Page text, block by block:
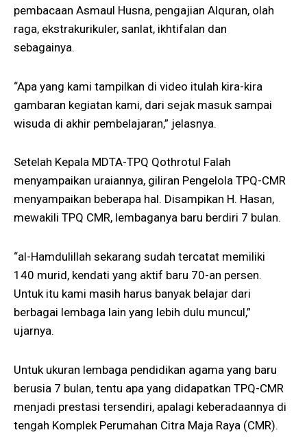
pembacaan Asmaul Husna, pengajian Alquran, olah
raga, ekstrakurikuler, sanlat, ikhtifalan dan
sebagainya.
“Apa yang kami tampilkan di video itulah kira-kira
gambaran kegiatan kami, dari sejak masuk sampai
wisuda di akhir pembelajaran,” jelasnya.
Setelah Kepala MDTA-TPQ Qothrotul Falah
menyampaikan uraiannya, giliran Pengelola TPQ-CMR
menyampaikan beberapa hal. Disampikan H. Hasan,
mewakili TPQ CMR, lembaganya baru berdiri 7 bulan.
“al-Hamdulillah sekarang sudah tercatat memiliki
140 murid, kendati yang aktif baru 70-an persen.
Untuk itu kami masih harus banyak belajar dari
berbagai lembaga lain yang lebih dulu muncul,”
ujarnya.
Untuk ukuran lembaga pendidikan agama yang baru
berusia 7 bulan, tentu apa yang didapatkan TPQ-CMR
menjadi prestasi tersendiri, apalagi keberadaannya di
tengah Komplek Perumahan Citra Maja Raya (CMR).